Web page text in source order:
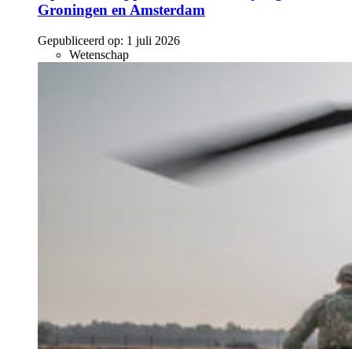
Groningen en Amsterdam
Gepubliceerd op: 1 juli 2026
Wetenschap